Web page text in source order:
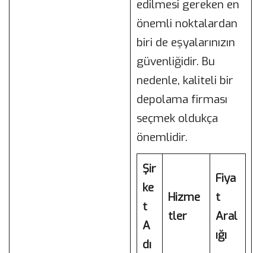
edilmesi gereken en
önemli noktalardan
biri de eşyalarınızın
güvenliğidir. Bu
nedenle, kaliteli bir
depolama firması
seçmek oldukça
önemlidir.
Şir
ke
t
A
dı
Hizme
tler
Fiya
t
Aral
ığı